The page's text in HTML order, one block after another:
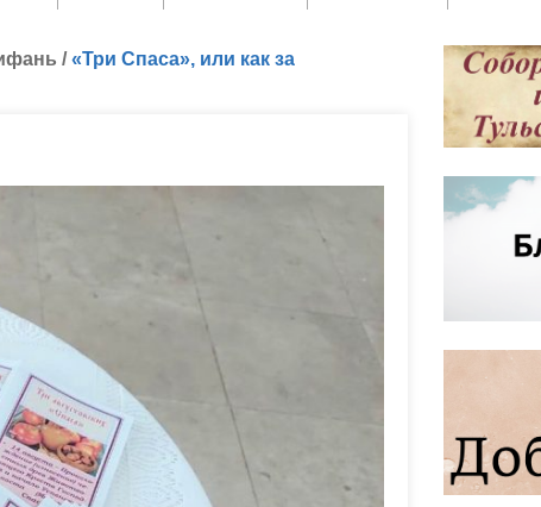
/«Три Спаса», или как за